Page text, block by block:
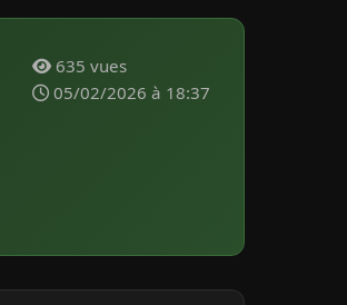
635 vues
05/02/2026 à 18:37